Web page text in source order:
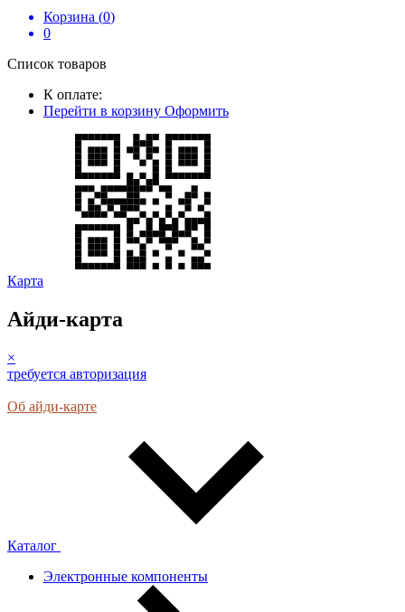
Корзина (0)
0
Список товаров
К оплате:
Перейти в корзину Оформить
Карта
Айди-карта
×
требуется авторизация
Об айди-карте
Каталог
Электронные компоненты